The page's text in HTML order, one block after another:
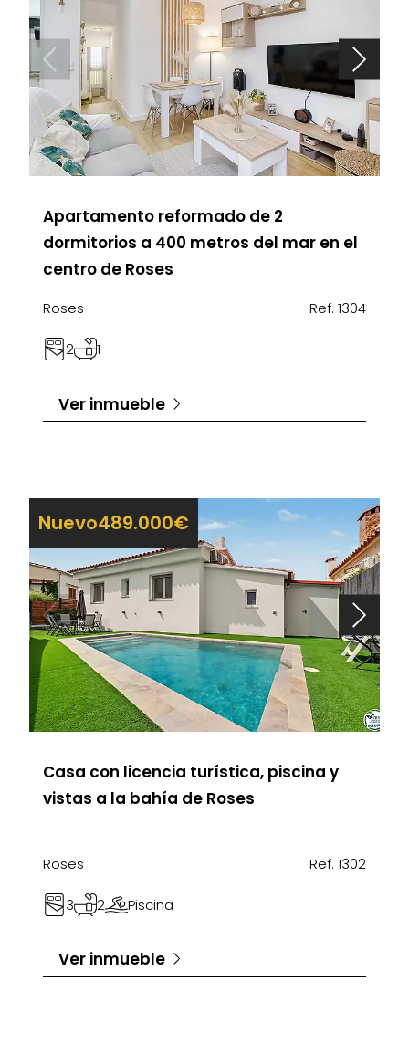
Apartamento reformado de 2
dormitorios a 400 metros del mar en el
centro de Roses
Roses Ref. 1304
2 1
Ver inmueble
Nuevo489.000€
Casa con licencia turística, piscina y
vistas a la bahía de Roses
Roses Ref. 1302
3 2 Piscina
Ver inmueble